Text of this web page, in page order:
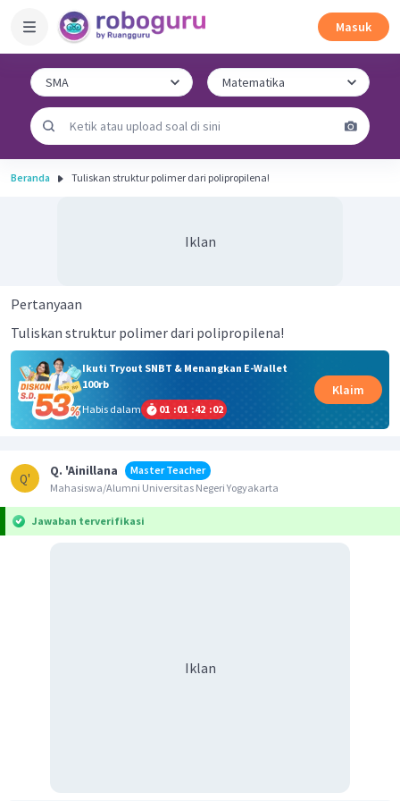
Masuk
Beranda Tuliskan struktur polimer dari polipropilena!
Iklan
Pertanyaan
Tuliskan struktur polimer dari polipropilena!
Ikuti Tryout SNBT & Menangkan E-Wallet
100rb
Habis dalam
01 :01 :42 :02
Klaim
Q'
Q. 'Ainillana
Master Teacher
Mahasiswa/Alumni Universitas Negeri Yogyakarta
Jawaban terverifikasi
Iklan